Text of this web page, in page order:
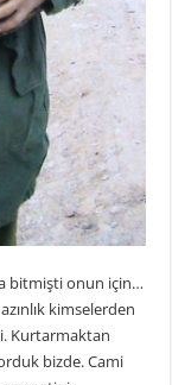
bitmişti onun için…
kimselerden
Kurtarmaktan
bizde. Cami